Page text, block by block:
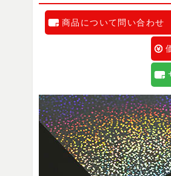
商品について問い合わせ